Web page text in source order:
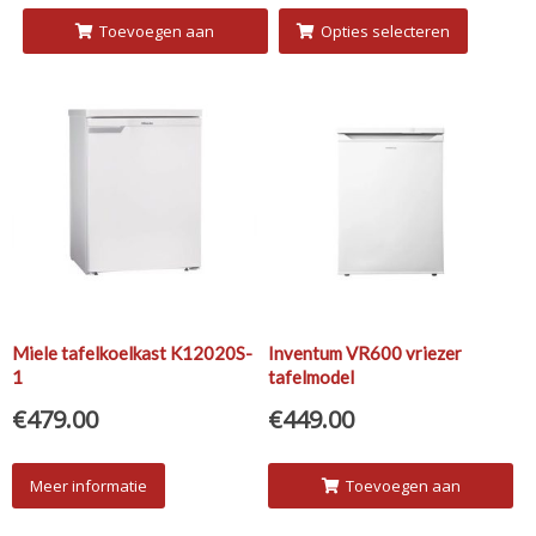
Toevoegen aan Opties selecteren
Miele tafelkoelkast K12020S-
1
€479.00
Meer informatie
Inventum VR600 vriezer
tafelmodel
€449.00
Toevoegen aan